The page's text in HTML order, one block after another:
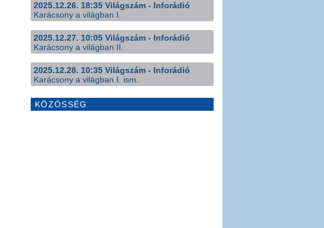
2025.12.26. 18:35 Világszám - Inforádió
Karácsony a világban I.
2025.12.27. 10:05 Világszám - Inforádió
Karácsony a világban II.
2025.12.28. 10:35 Világszám - Inforádió
Karácsony a világban I. ism.
KÖZÖSSÉG